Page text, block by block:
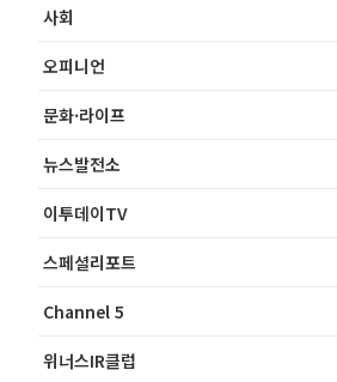
사회
오피니언
문화·라이프
뉴스발전소
이투데이TV
스페셜리포트
Channel 5
위너스IR클럽